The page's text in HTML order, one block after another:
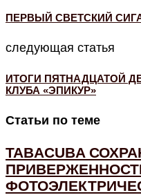
ПЕРВЫЙ СВЕТСКИЙ
следующая статья
ИТОГИ ПЯТНАДЦАТОЙ
КЛУБА «ЭПИКУР»
Статьи по теме
TABACUBA